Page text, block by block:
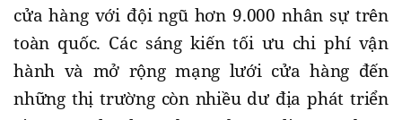
cửa hàng với đội ngũ hơn 9.000 nhân sự trên
toàn quốc. Các sáng kiến tối ưu chi phí vận
hành và mở rộng mạng lưới cửa hàng đến
những thị trường còn nhiều dư địa phát triển